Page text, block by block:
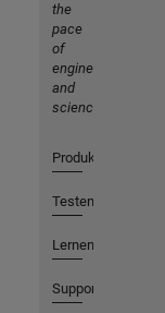
the
pace
of
engineering
and
science
Produkte
Testen oder Kaufen
Lernen
Support